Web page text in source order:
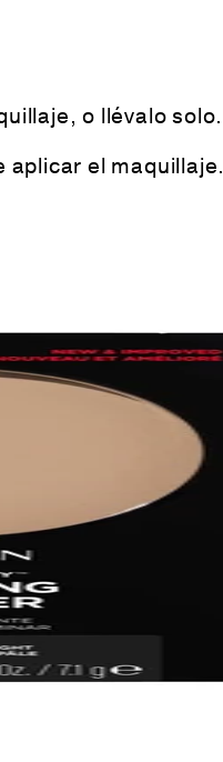
o llévalo solo.
aplicar el maquillaje.